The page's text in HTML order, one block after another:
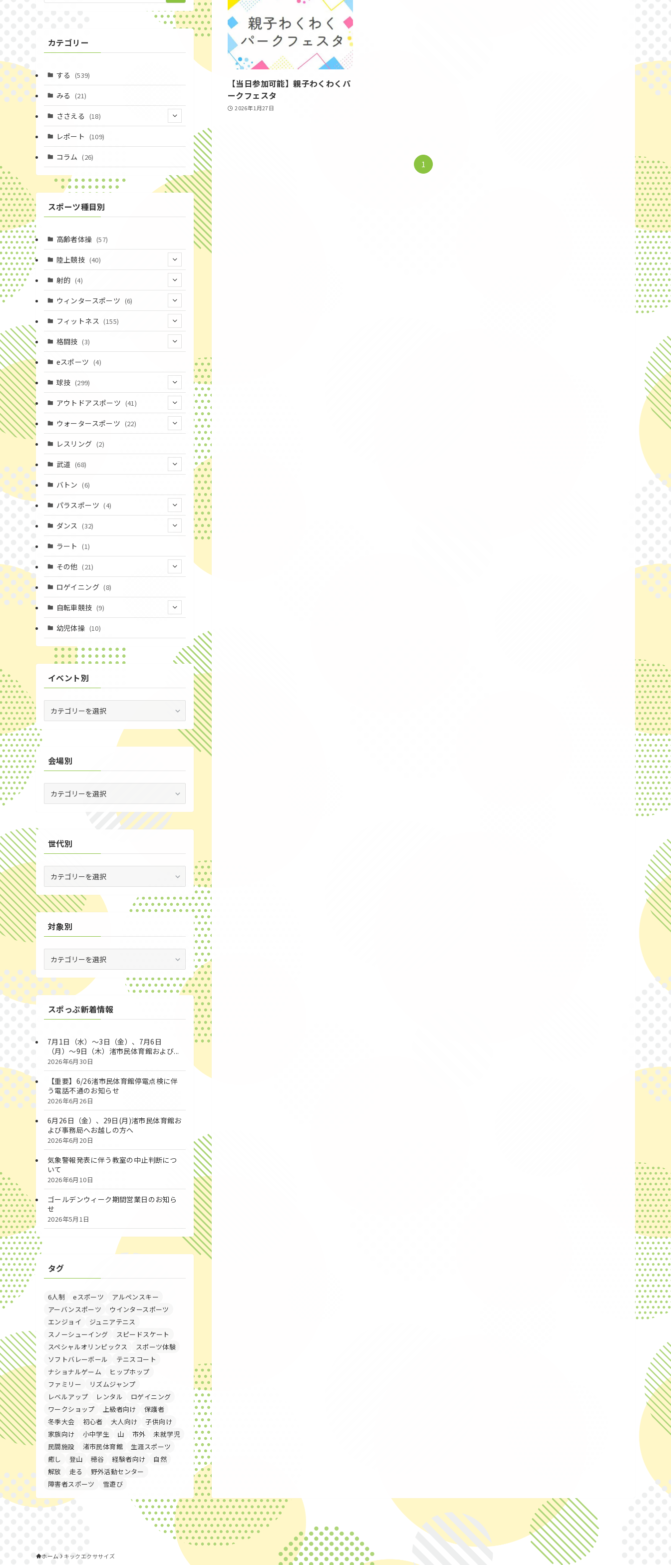
【当日参加可能】親子わくわくパ
ークフェスタ
2026年1月27日
1
カテゴリー
する (539)
みる (21)
ささえる (18)
(4)
(1)
レポート (109)
コラム (26)
スポーツ種目別
高齢者体操 (57)
陸上競技 (40)
(2)
(1)
射的 (4)
(4)
ウィンタースポーツ (6)
(6)
フィットネス (155)
(16)
(37)
(18)
(43)
(52)
格闘技 (3)
(3)
eスポーツ (4)
球技 (299)
(20)
(14)
(10)
(16)
(12)
(19)
(11)
(3)
(14)
(4)
(20)
(6)
(72)
(3)
(2)
(29)
(35)
アウトドアスポーツ (41)
(4)
(8)
ウォータースポーツ (22)
(7)
(15)
(1)
レスリング (2)
武道 (68)
(23)
(10)
(16)
(6)
バトン (6)
パラスポーツ (4)
ダンス (32)
(3)
(2)
ラート (1)
その他 (21)
(4)
(1)
ロゲイニング (8)
自転車競技 (9)
幼児体操 (10)
イベント別
会場別
世代別
別
対象別
別
スポっぷ新着情報
7月1日（水）～3日（金）、7月6日
（月）～9日（木）渚市民体育館および...
2026年6月30日
【重要】6/26渚市民体育館停電点検に伴
う電話不通のお知らせ
2026年6月26日
6月26日（金）、29日(月)渚市民体育館お
よび事務局へお越しの方へ
2026年6月20日
気象警報発表に伴う教室の中止判断につ
いて
2026年6月10日
ゴールデンウィーク期間営業日のお知ら
せ
2026年5月1日
タグ
6人制 eスポーツ
アルペンスキー
アーバンスポーツ
ウインタースポーツ
エンジョイ
ジュニアテニス
スノーシューイング
スピードスケート
スペシャルオリンピックス
スポーツ体験
ソフトバレーボール
テニスコート
ナショナルゲーム
ヒップホップ
ファミリー
リズムジャンプ
レベルアップ
レンタル
ロゲイニング
ワークショップ
上級者向け
保護者
冬季大会
初心者 大人向け
子供向け
家族向け
小中学生 山 市外
未就学児
民間施設
渚市民体育館
生涯スポーツ
癒し
登山 穂谷 経験者向け
自然
解放
走る
野外活動センター
障害者スポーツ
雪遊び
ホーム キックエクササイズ